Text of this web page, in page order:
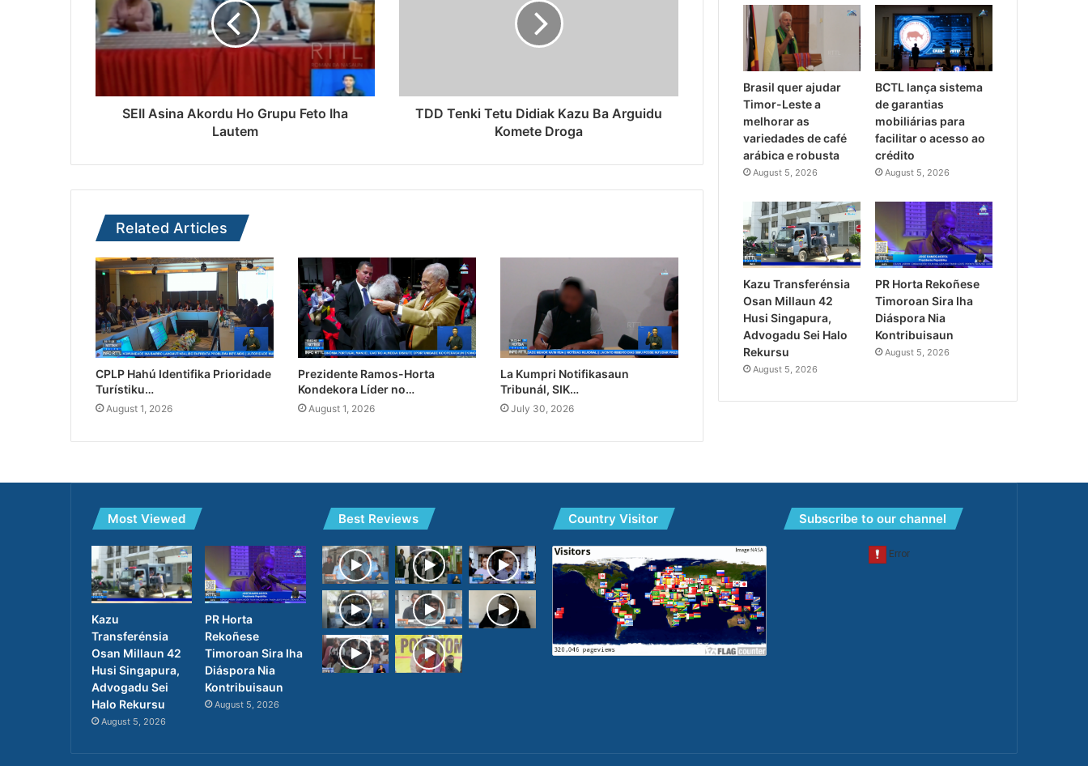
SEII Asina Akordu Ho Grupu Feto Iha
Lautem
TDD Tenki Tetu Didiak Kazu Ba Arguidu
Komete Droga
Related Articles
CPLP Hahú Identifika Prioridade
Turístiku…
August 1, 2026
Prezidente Ramos-Horta
Kondekora Líder no…
August 1, 2026
La Kumpri Notifikasaun
Tribunál, SIK…
July 30, 2026
Brasil quer ajudar
Timor-Leste a
melhorar as
variedades de café
arábica e robusta
August 5, 2026
BCTL lança sistema
de garantias
mobiliárias para
facilitar o acesso ao
crédito
August 5, 2026
Kazu Transferénsia
Osan Millaun 42
Husi Singapura,
Advogadu Sei Halo
Rekursu
August 5, 2026
PR Horta Rekoñese
Timoroan Sira Iha
Diáspora Nia
Kontribuisaun
August 5, 2026
Most Viewed
Kazu
Transferénsia
Osan Millaun 42
Husi Singapura,
Advogadu Sei
Halo Rekursu
August 5, 2026
PR Horta
Rekoñese
Timoroan Sira Iha
Diáspora Nia
Kontribuisaun
August 5, 2026
Best Reviews Country Visitor Subscribe to our channel